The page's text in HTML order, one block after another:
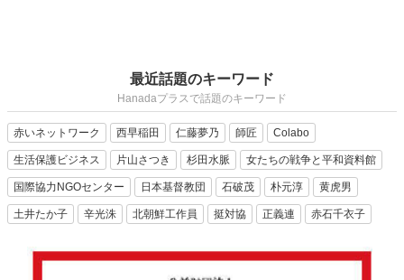
最近話題のキーワード
Hanadaプラスで話題のキーワード
赤いネットワーク 西早稲田 仁藤夢乃 師匠 Colabo
生活保護ビジネス 片山さつき 杉田水脈 女たちの戦争と平和資料館
国際協力NGOセンター 日本基督教団 石破茂 朴元淳 黄虎男
土井たか子 辛光洙 北朝鮮工作員 挺対協 正義連 赤石千衣子